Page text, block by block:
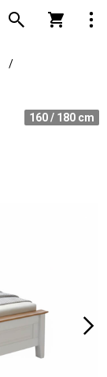
/
160 / 180 cm